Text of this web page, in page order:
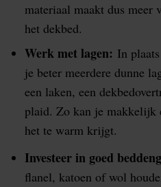
materiaal maakt dus meer
het dekbed.
Werk met lagen: In
je beter meerdere dunne
een laken, een
plaid. Zo kan je makkelijk
het te warm krijgt.
Investeer in goed
flanel, katoen of wol